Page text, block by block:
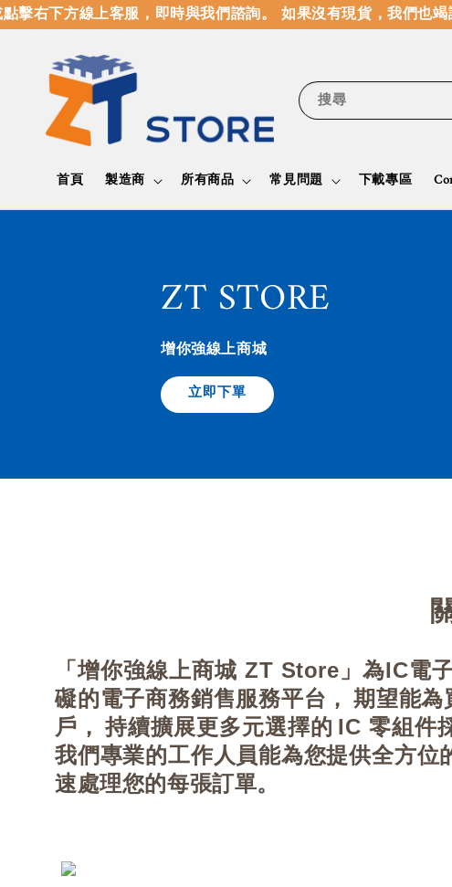
下方線上客服，即時與我們諮詢。 如果沒有現貨，我們也竭誠
搜尋
首頁 製造商 所有商品 常見問題 下載專區
ZT STORE
增你強線上商城
立即下單
「增你強線上商城 ZT Store」為IC電
礙的電子商務銷售服務平台， 期望能為
戶， 持續擴展更多元選擇的 IC 零組件
我們專業的工作人員能為您提供全方位
速處理您的每張訂單。